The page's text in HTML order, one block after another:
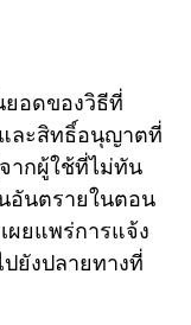
ยอดของวิธีที่
ละสิทธิ์อนุญาตที่
ากผู้ใช้ที่ไม่ทัน
อันตรายในตอน
ผยแพร่การแจ้ง
ยังปลายทางที่